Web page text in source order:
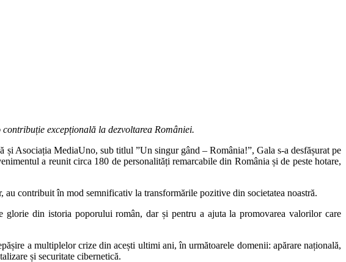
excepțională la dezvoltarea României.
Asociația MediaUno, sub titlul ”Un singur gând – România!”, Gala s-a desfășurat pe
a reunit circa 180 de personalități remarcabile din România și de peste hotare,
contribuit în mod semnificativ la transformările pozitive din societatea noastră.
glorie din istoria poporului român, dar și pentru a ajuta la promovarea valorilor care
a multiplelor crize din acești ultimi ani, în următoarele domenii: apărare națională,
și securitate cibernetică.